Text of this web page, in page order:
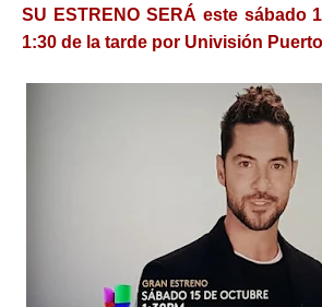
SU ESTRENO SERÁ este sábado
1:30 de la tarde por Univisión